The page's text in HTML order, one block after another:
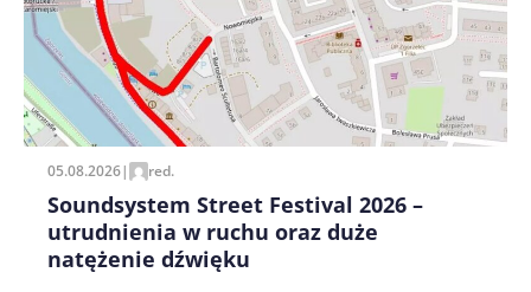
Zapamiętaj moje dane w tej przeglądarce podczas
pisania kolejnych komentarzy.
05.08.2026| red.
Soundsystem Street Festival 2026 –
utrudnienia w ruchu oraz duże
natężenie dźwięku